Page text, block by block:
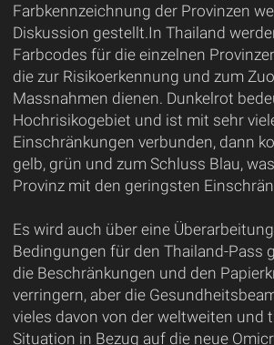
Farbkennzeichnung der Provinzen
Diskussion gestellt.In Thailand
Farbcodes für die einzelnen
die zur Risikoerkennung und zum
Massnahmen dienen. Dunkelrot
Hochrisikogebiet und ist mit sehr
Einschränkungen verbunden, dann
gelb, grün und zum Schluss Blau,
Provinz mit den geringsten
Es wird auch über eine
Bedingungen für den Thailand-Pass
die Beschränkungen und den
verringern, aber die
vieles davon von der weltweiten und
Situation in Bezug auf die neue